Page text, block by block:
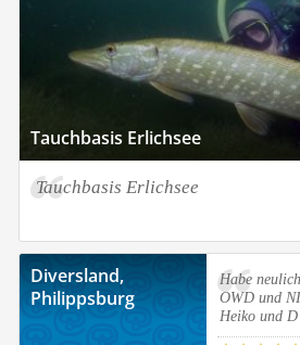
Tauchbasis Erlichsee
Tauchbasis Erlichsee
Diversland,
Philippsburg
Habe
OWD und
Heiko und D